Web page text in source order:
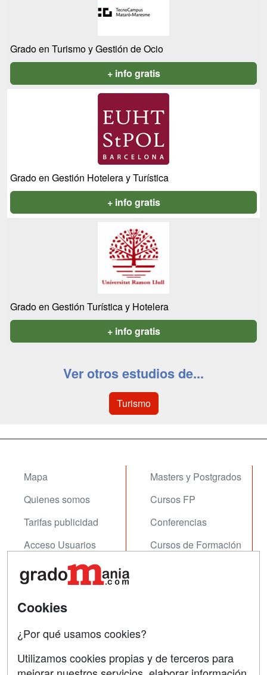
Grado en Turismo y Gestión de Ocio
+ info gratis
Grado en Gestión Hotelera y Turística
+ info gratis
Grado en Gestión Turística y Hotelera
+ info gratis
Ver otros estudios de...
Turismo
Mapa
Quienes somos
Tarifas publicidad
Acceso Usuarios
Acceso Centros
Masters y Postgrados
Cursos FP
Conferencias
Cursos de Formación
Contactar
Copyleft
Cookies
¿Por qué usamos cookies?
Utilizamos cookies propias y de terceros para